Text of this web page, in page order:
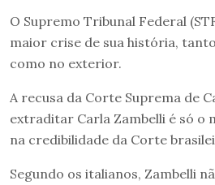
O Supremo Tribunal Federal
maior crise de sua história,
como no exterior.
A recusa da Corte Suprema de
extraditar Carla Zambelli é só o
na credibilidade da Corte
Segundo os italianos, Zambelli